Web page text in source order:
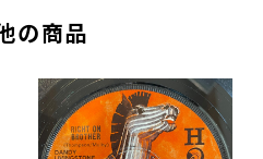
の商品